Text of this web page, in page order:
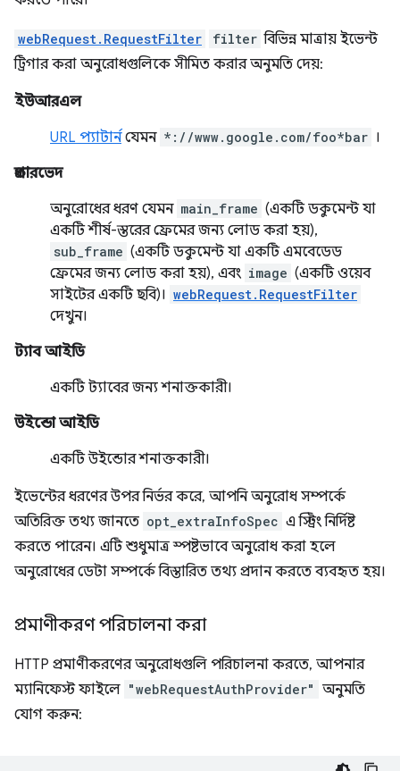
webRequest.RequestFilter filter বিভিন্ন মাত্রায় ইভেন্ট
ট্রিগার করা অনুরোধগুলিকে সীমিত করার অনুমতি দেয়:
ইউআরএল
URL প্যাটার্নযেমন *://www.google.com/foo*bar ।
প্রকারভেদ
অনুরোধের ধরণ যেমন main_frame (একটি ডকুমেন্ট যা
একটি শীর্ষ-স্তরের ফ্রেমের জন্য লোড করা হয়),
sub_frame (একটি ডকুমেন্ট যা একটি এমবেডেড
ফ্রেমের জন্য লোড করা হয়), এবং image (একটি ওয়েব
সাইটের একটি ছবি)। webRequest.RequestFilter
দেখুন।
ট্যাব আইডি
একটি ট্যাবের জন্য শনাক্তকারী।
উইন্ডো আইডি
একটি উইন্ডোর শনাক্তকারী।
ইভেন্টের ধরণের উপর নির্ভর করে, আপনি অনুরোধ সম্পর্কে
অতিরিক্ত তথ্য জানতে opt_extraInfoSpec এ স্ট্রিং নির্দিষ্ট
করতে পারেন। এটি শুধুমাত্র স্পষ্টভাবে অনুরোধ করা হলে
অনুরোধের ডেটা সম্পর্কে বিস্তারিত তথ্য প্রদান করতে ব্যবহৃত হয়।
প্রমাণীকরণ পরিচালনা করা
HTTP প্রমাণীকরণের অনুরোধগুলি পরিচালনা করতে, আপনার
ম্যানিফেস্ট ফাইলে "webRequestAuthProvider" অনুমতি
যোগ করুন: